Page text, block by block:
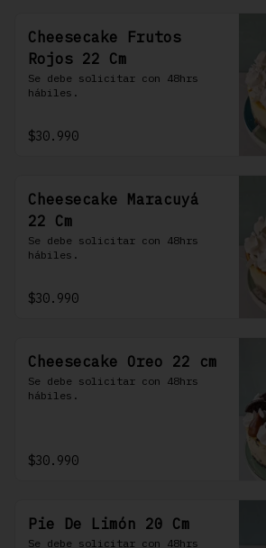
Cheesecake Frutos
Rojos 22 Cm
Se debe solicitar con 48hrs
hábiles.
$30.990
Cheesecake Maracuyá
22 Cm
Se debe solicitar con 48hrs
hábiles.
$30.990
Cheesecake Oreo 22 cm
Se debe solicitar con 48hrs
hábiles.
$30.990
Pie De Limón 20 Cm
Se debe solicitar con 48hrs